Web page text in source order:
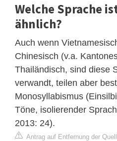
Welche Sprache
ähnlich?
Auch wenn
Chinesisch (v.a.
Thailändisch, sind diese
verwandt, teilen aber
Monosyllabismus
Töne, isolierender
2013: 24).
Antrag auf Entfernung der